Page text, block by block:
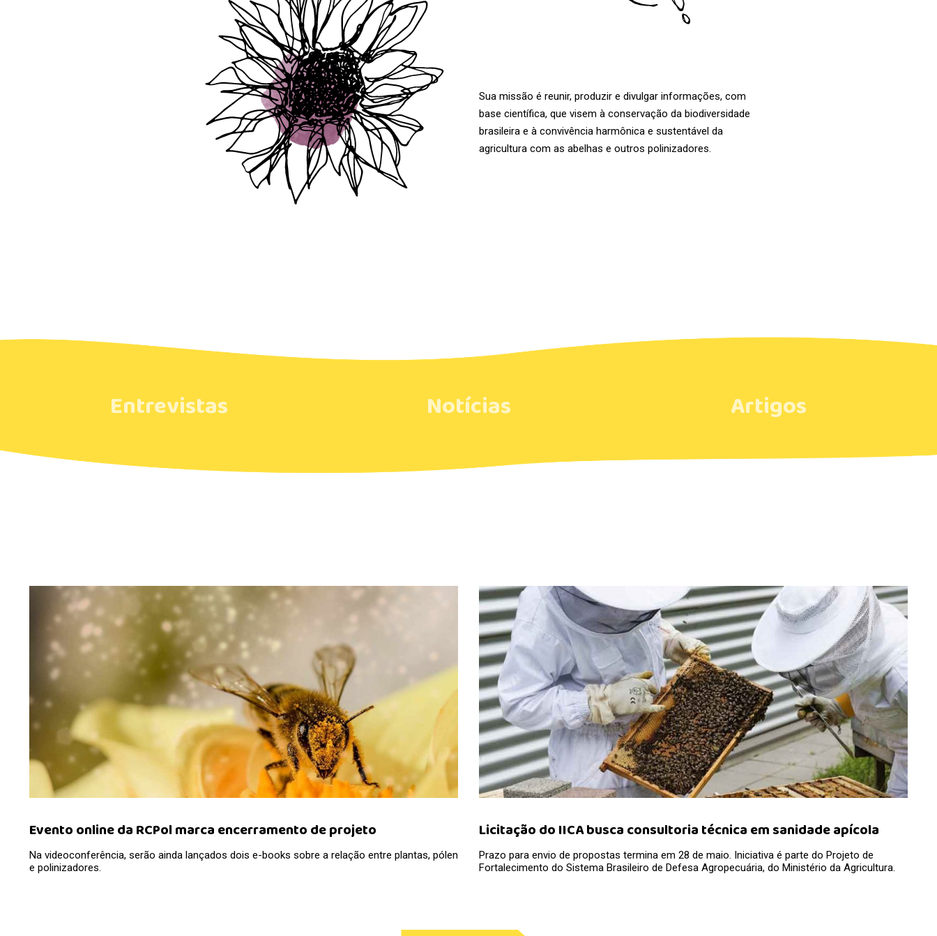
Sua missão é reunir, produzir e divulgar informações, com
base científica, que visem à conservação da biodiversidade
brasileira e à convivência harmônica e sustentável da
agricultura com as abelhas e outros polinizadores.
Entrevistas Notícias Artigos
Evento online da RCPol marca encerramento de projeto
Na videoconferência, serão ainda lançados dois e-books sobre a relação entre plantas, pólen
e polinizadores.
Licitação do IICA busca consultoria técnica em sanidade apícola
Prazo para envio de propostas termina em 28 de maio. Iniciativa é parte do Projeto de
Fortalecimento do Sistema Brasileiro de Defesa Agropecuária, do Ministério da Agricultura.